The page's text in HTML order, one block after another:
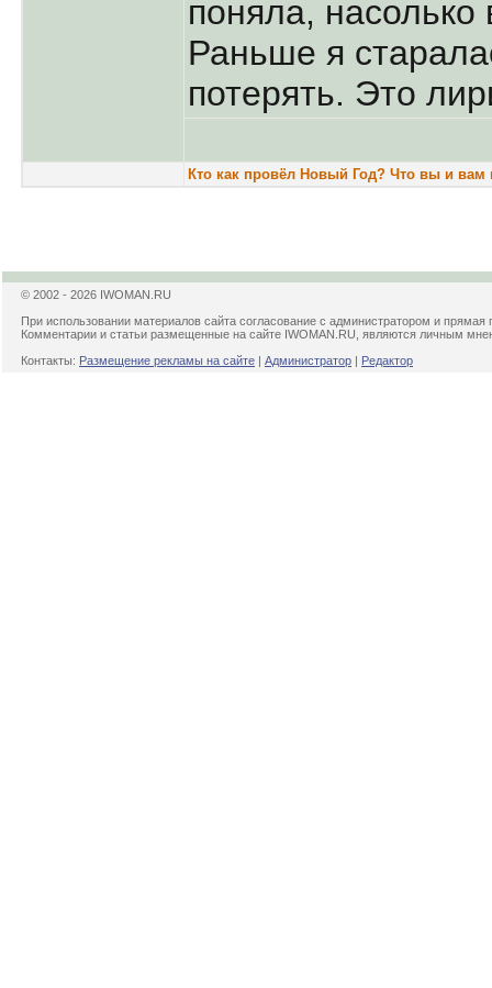
поняла,
Раньше я
потерять. Это
Кто как провёл Новый Год? Что вы и вам
© 2002 - 2026 IWOMAN.RU
При использовании материалов сайта согласование с администратором и прямая
Комментарии и статьи размещенные на сайте IWOMAN.RU, являются личным
Контакты: Размещение рекламы на сайте | Администратор | Редактор